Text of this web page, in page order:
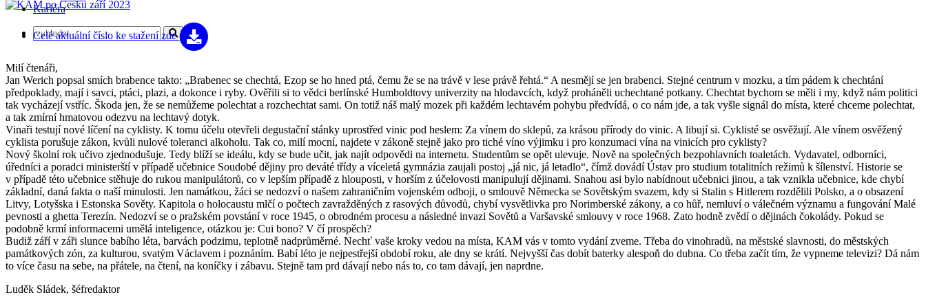
Kariéra
Celé aktuální číslo ke stažení zde
Milí čtenáři,
Jan Werich popsal smích brabence takto: „Brabenec se chechtá, Ezop se ho hned ptá, čemu že se na trávě v lese právě řehtá.“ A nesmějí se jen brabenci. Stejné centrum v mozku, a tím pádem k chechtání
předpoklady, mají i savci, ptáci, plazi, a dokonce i ryby. Ověřili si to vědci berlínské Humboldtovy univerzity na hlodavcích, když proháněli uchechtané potkany. Chechtat bychom se měli i my, když nám politici
tak vycházejí vstříc. Škoda jen, že se nemůžeme polechtat a rozchechtat sami. On totiž náš malý mozek při každém lechtavém pohybu předvídá, o co nám jde, a tak vyšle signál do místa, které chceme polechtat,
a tak zmírní hmatovou odezvu na lechtavý dotyk.
Vinaři testují nové líčení na cyklisty. K tomu účelu otevřeli degustační stánky uprostřed vinic pod heslem: Za vínem do sklepů, za krásou přírody do vinic. A libují si. Cyklisté se osvěžují. Ale vínem osvěžený
cyklista porušuje zákon, kvůli nulové toleranci alkoholu. Tak co, milí mocní, najdete v zákoně stejně jako pro tiché víno výjimku i pro konzumaci vína na vinicích pro cyklisty?
Nový školní rok učivo zjednodušuje. Tedy blíží se ideálu, kdy se bude učit, jak najít odpovědi na internetu. Studentům se opět ulevuje. Nově na společných bezpohlavních toaletách. Vydavatel, odborníci,
úředníci a poradci ministerští v případě učebnice Soudobé dějiny pro deváté třídy a víceletá gymnázia zaujali postoj „já nic, já letadlo“, čímž dovádí Ústav pro studium totalitních režimů k šílenství. Historie se
v případě této učebnice stěhuje do rukou manipulátorů, co v lepším případě z hlouposti, v horším z účelovosti manipulují dějinami. Snahou asi bylo nabídnout učebnici jinou, a tak vznikla učebnice, kde chybí
základní, daná fakta o naší minulosti. Jen namátkou, žáci se nedozví o našem zahraničním vojenském odboji, o smlouvě Německa se Sovětským svazem, kdy si Stalin s Hitlerem rozdělili Polsko, a o obsazení
Litvy, Lotyšska i Estonska Sověty. Kapitola o holocaustu mlčí o počtech zavražděných z rasových důvodů, chybí vysvětlivka pro Norimberské zákony, a co hůř, nemluví o válečném významu a fungování Malé
pevnosti a ghetta Terezín. Nedozví se o pražském povstání v roce 1945, o obrodném procesu a následné invazi Sovětů a Varšavské smlouvy v roce 1968. Zato hodně zvědí o dějinách čokolády. Pokud se
podobně krmí informacemi umělá inteligence, otázkou je: Cui bono? V čí prospěch?
Budiž září v záři slunce babího léta, barvách podzimu, teplotně nadprůměrné. Nechť vaše kroky vedou na místa, KAM vás v tomto vydání zveme. Třeba do vinohradů, na městské slavnosti, do městských
památkových zón, za kulturou, svatým Václavem i poznáním. Babí léto je nejpestřejší období roku, ale dny se krátí. Nejvyšší čas dobít baterky alespoň do dubna. Co třeba začít tím, že vypneme televizi? Dá nám
to více času na sebe, na přátele, na čtení, na koníčky i zábavu. Stejně tam prd dávají nebo nás to, co tam dávají, jen naprdne.
Luděk Sládek, šéfredaktor